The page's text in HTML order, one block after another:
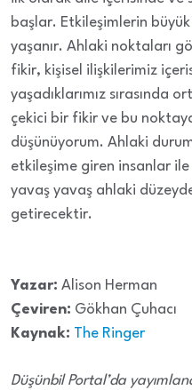
başlar. Etkileşimlerin
yaşanır. Ahlaki noktaları
fikir, kişisel ilişkilerimiz
yaşadıklarımız sırasında
çekici bir fikir ve bu
düşünüyorum. Ahlaki
etkileşime giren insanlar
yavaş yavaş ahlaki
getirecektir.
Yazar: Alison Herman
Çeviren: Gökhan Çuhacı
Kaynak: The Ringer
Düşünbil Portal’da